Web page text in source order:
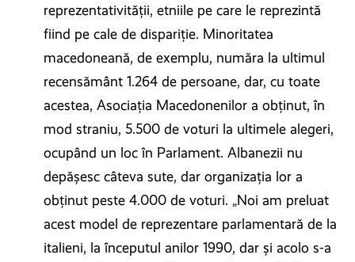
reprezentativității, etniile pe care le reprezintă
fiind pe cale de dispariție. Minoritatea
macedoneană, de exemplu, număra la ultimul
recensământ 1.264 de persoane, dar, cu toate
acestea, Asociația Macedonenilor a obținut, în
mod straniu, 5.500 de voturi la ultimele alegeri,
ocupând un loc în Parlament. Albanezii nu
depășesc câteva sute, dar organizația lor a
obținut peste 4.000 de voturi. „Noi am preluat
acest model de reprezentare parlamentară de la
italieni, la începutul anilor 1990, dar și acolo s-a